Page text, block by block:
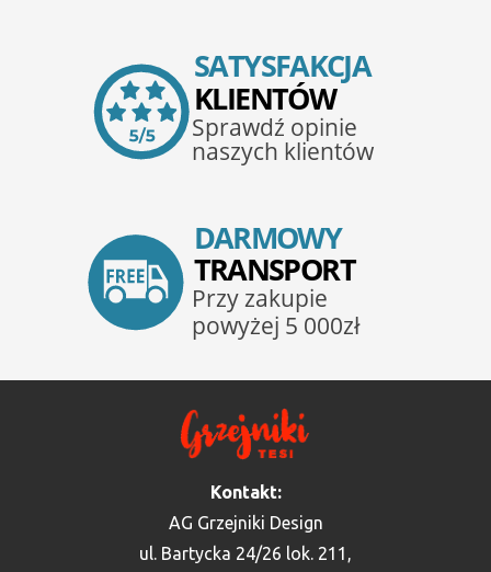
Kontakt:
AG Grzejniki Design
ul. Bartycka 24/26 lok. 211,